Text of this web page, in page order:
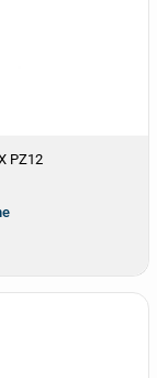
PZ12